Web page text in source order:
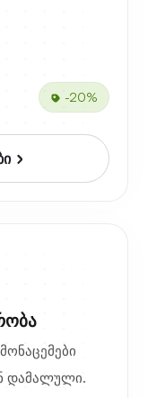
-20%
დამალული.